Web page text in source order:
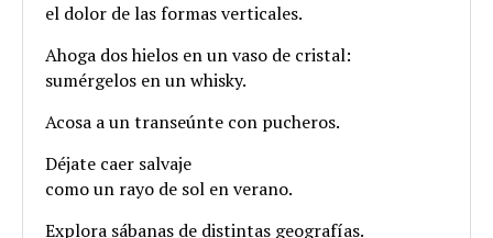
el dolor de las formas verticales.
Ahoga dos hielos en un vaso de cristal:
sumérgelos en un whisky.
Acosa a un transeúnte con pucheros.
Déjate caer salvaje
como un rayo de sol en verano.
Explora sábanas de distintas geografías.